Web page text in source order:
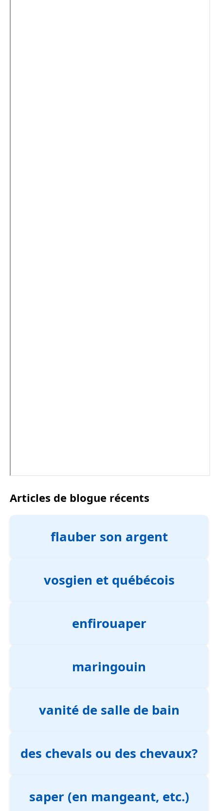
Articles de blogue récents
flauber son argent
vosgien et québécois
enfirouaper
maringouin
vanité de salle de bain
des chevals ou des chevaux?
saper (en mangeant, etc.)